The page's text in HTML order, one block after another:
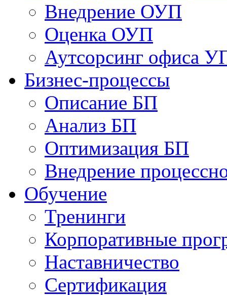
Bнедрение ОУП
Оценка ОУП
Аутсорсинг офиса
Бизнес-процессы
Описание БП
Анализ БП
Оптимизация БП
Внедрение
Обучениe
Тренинги
Корпоративные
Наставничество
Сертификация